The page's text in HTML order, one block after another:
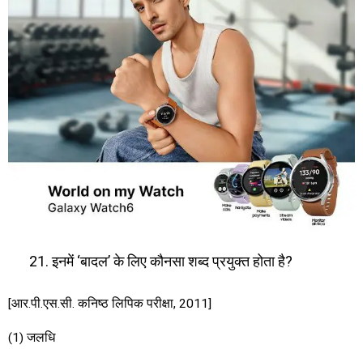
इनमें ‘बादल’ के लिए कौनसा शब्द प्रयुक्त होता है?
[आर.पी.एस.सी. कनिष्ठ लिपिक परीक्षा, 2011]
(1) जलधि